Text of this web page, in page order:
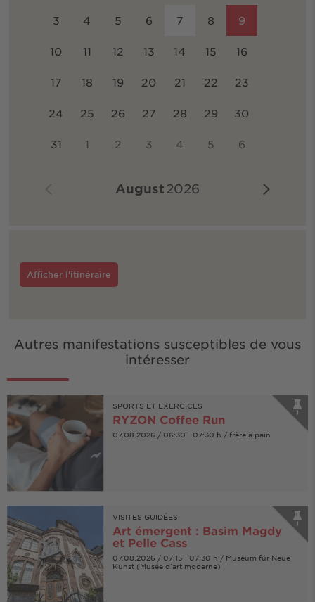
August2026
3 4 5 6 7 8 9
10 11 12 13 14 15 16
17 18 19 20 21 22 23
24 25 26 27 28 29 30
31 1 2 3 4 5 6
Afficher l'itinéraire
Autres manifestations susceptibles de vous
intéresser
SPORTS ET EXERCICES
RYZON Coffee Run
07.08.2026 / 06:30 - 07:30 h / frère à pain
VISITES GUIDÉES
Art émergent : Basim Magdy
et Pelle Cass
07.08.2026 / 07:15 - 07:30 h / Museum für Neue
Kunst (Musée d‘art moderne)